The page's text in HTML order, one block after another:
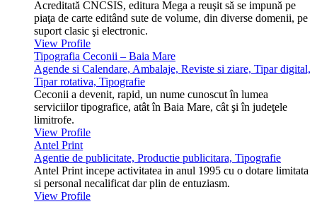
Acreditată CNCSIS, editura Mega a reuşit să se impună pe
piaţa de carte editând sute de volume, din diverse domenii, pe
suport clasic şi electronic.
View Profile
Tipografia Ceconii – Baia Mare
Agende si Calendare, Ambalaje, Reviste si ziare, Tipar digital,
Tipar rotativa, Tipografie
Ceconii a devenit, rapid, un nume cunoscut în lumea
serviciilor tipografice, atât în Baia Mare, cât şi în judeţele
limitrofe.
View Profile
Antel Print
Agentie de publicitate, Productie publicitara, Tipografie
Antel Print incepe activitatea in anul 1995 cu o dotare limitata
si personal necalificat dar plin de entuziasm.
View Profile